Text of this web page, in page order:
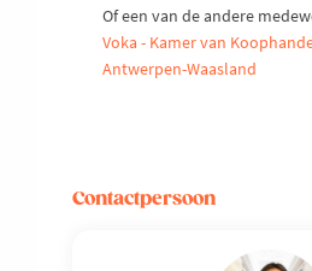
Contactpersoon
Of een van de andere
Voka - Kamer van
Antwerpen-Waasland